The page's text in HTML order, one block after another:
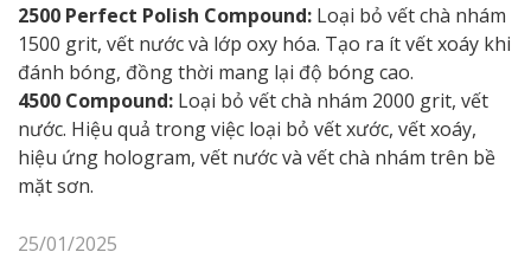
2500 Perfect Polish Compound: Loại bỏ vết chà nhám
1500 grit, vết nước và lớp oxy hóa. Tạo ra ít vết xoáy khi
đánh bóng, đồng thời mang lại độ bóng cao.
4500 Compound: Loại bỏ vết chà nhám 2000 grit, vết
nước. Hiệu quả trong việc loại bỏ vết xước, vết xoáy,
hiệu ứng hologram, vết nước và vết chà nhám trên bề
mặt sơn.
25/01/2025